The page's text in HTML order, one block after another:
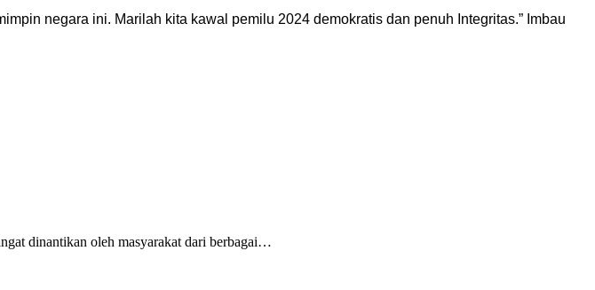
negara ini. Marilah kita kawal pemilu 2024 demokratis dan penuh Integritas.” Imbau
dinantikan oleh masyarakat dari berbagai…